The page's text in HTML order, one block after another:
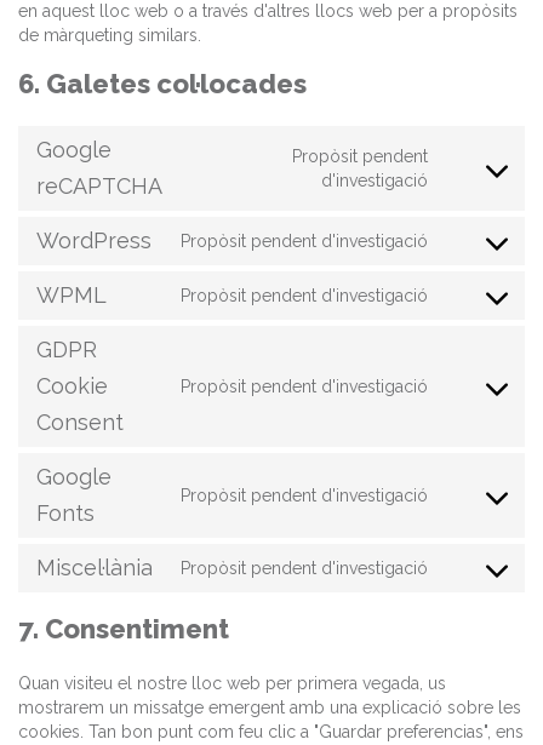
en aquest lloc web o a través d'altres llocs web per a propòsits
de màrqueting similars.
6. Galetes col·locades
Google
reCAPTCHA
Propòsit pendent
d'investigació
Consent
google-
WordPress Propòsit pendent d'investigació
Consent
service
WPML Propòsit pendent d'investigació
Consent
wpml
GDPR
Cookie
Consent
Propòsit pendent d'investigació
Consent
cookie-
Google
Fonts
Propòsit pendent d'investigació
Consent
google-
Miscel·lània Propòsit pendent d'investigació
Consent
7. Consentiment
Quan visiteu el nostre lloc web per primera vegada, us
mostrarem un missatge emergent amb una explicació sobre les
cookies. Tan bon punt com feu clic a "Guardar preferencias", ens